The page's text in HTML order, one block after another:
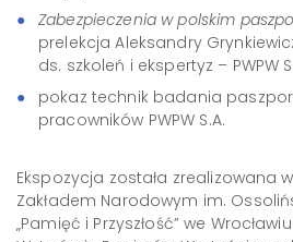
Zabezpieczenia w polskim
prelekcja Aleksandry
ds. szkoleń i ekspertyz – PWPW
pokaz technik badania
pracowników PWPW S.A.
Ekspozycja została zrealizowana
Zakładem Narodowym im.
„Pamięć i Przyszłość” we